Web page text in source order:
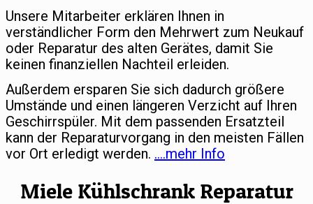
Unsere Mitarbeiter erklären Ihnen in
verständlicher Form den Mehrwert zum Neukauf
oder Reparatur des alten Gerätes, damit Sie
keinen finanziellen Nachteil erleiden.
Außerdem ersparen Sie sich dadurch größere
Umstände und einen längeren Verzicht auf Ihren
Geschirrspüler. Mit dem passenden Ersatzteil
kann der Reparaturvorgang in den meisten Fällen
vor Ort erledigt werden. ….mehr Info
Miele Kühlschrank Reparatur